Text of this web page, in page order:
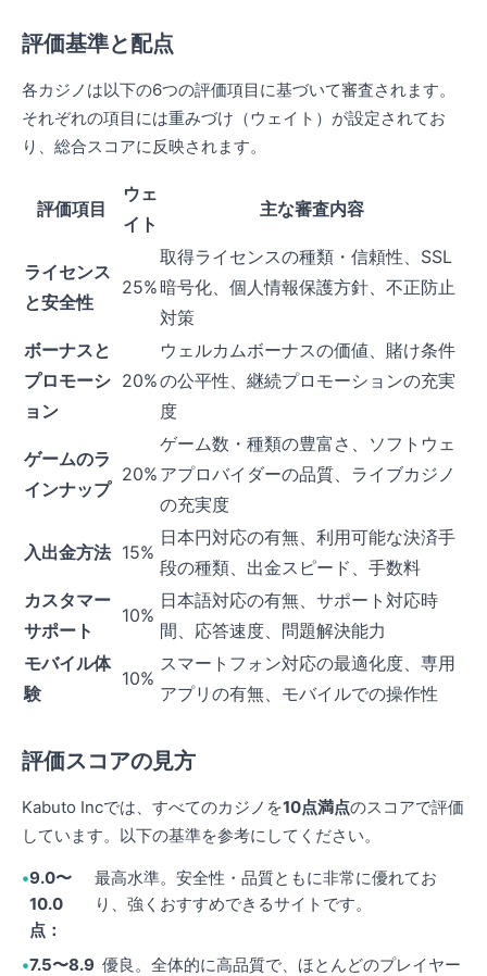
評価基準と配点
各カジノは以下の6つの評価項目に基づいて審査されます。
それぞれの項目には重みづけ（ウェイト）が設定されてお
り、総合スコアに反映されます。
評価項目
ウェ
イト
主な審査内容
ライセンス
と安全性
25%
取得ライセンスの種類・信頼性、SSL
暗号化、個人情報保護方針、不正防止
対策
ボーナスと
プロモーシ
ョン
20%
ウェルカムボーナスの価値、賭け条件
の公平性、継続プロモーションの充実
度
ゲームのラ
インナップ
20%
ゲーム数・種類の豊富さ、ソフトウェ
アプロバイダーの品質、ライブカジノ
の充実度
入出金方法 15%
日本円対応の有無、利用可能な決済手
段の種類、出金スピード、手数料
カスタマー
サポート
10%
日本語対応の有無、サポート対応時
間、応答速度、問題解決能力
モバイル体
験
10%
スマートフォン対応の最適化度、専用
アプリの有無、モバイルでの操作性
評価スコアの見方
Kabuto Incでは、すべてのカジノを10点満点のスコアで評価
しています。以下の基準を参考にしてください。
9.0〜
10.0
点：
最高水準。安全性・品質ともに非常に優れてお
り、強くおすすめできるサイトです。
7.5〜8.9 優良。全体的に高品質で、ほとんどのプレイヤー